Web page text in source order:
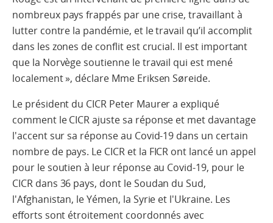
nombreux pays frappés par une crise, travaillant à
lutter contre la pandémie, et le travail qu’il accomplit
dans les zones de conflit est crucial. Il est important
que la Norvège soutienne le travail qui est mené
localement », déclare Mme Eriksen Søreide.
Le président du CICR Peter Maurer a expliqué
comment le CICR ajuste sa réponse et met davantage
l'accent sur sa réponse au Covid-19 dans un certain
nombre de pays. Le CICR et la FICR ont lancé un appel
pour le soutien à leur réponse au Covid-19, pour le
CICR dans 36 pays, dont le Soudan du Sud,
l'Afghanistan, le Yémen, la Syrie et l'Ukraine. Les
efforts sont étroitement coordonnés avec